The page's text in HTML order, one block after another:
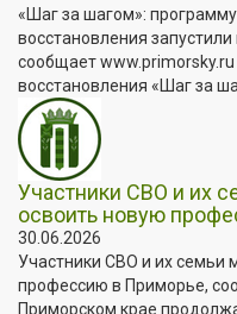
«Шаг за шагом»:
восстановления
сообщает
восстановления «Шаг за
Участники СВО и их
освоить новую
30.06.2026
Участники СВО и их семьи
профессию в Приморье,
Приморском крае